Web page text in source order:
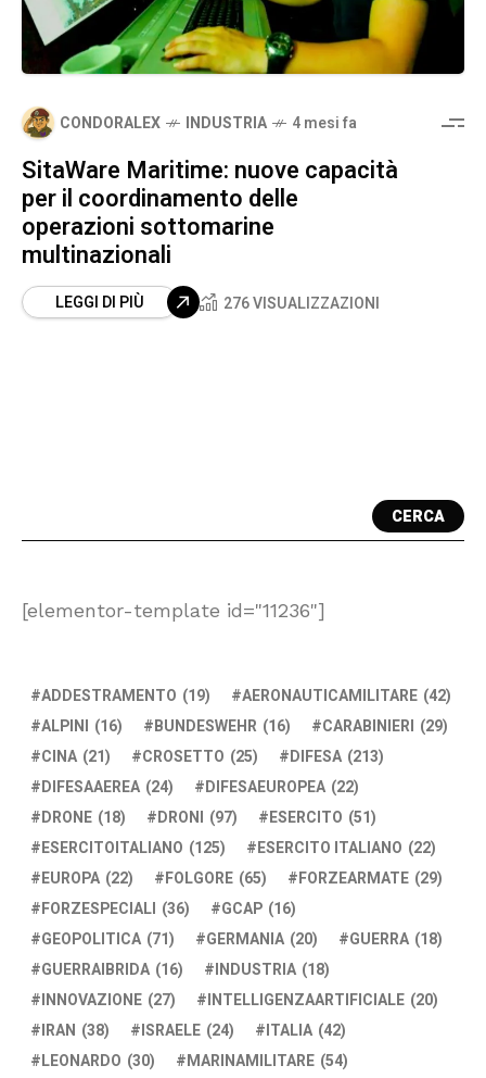
CONDORALEX INDUSTRIA 4 mesi fa
SitaWare Maritime: nuove capacità
per il coordinamento delle
operazioni sottomarine
multinazionali
LEGGI DI PIÙ 276 VISUALIZZAZIONI
CERCA
[elementor-template id="11236"]
ADDESTRAMENTO (19) AERONAUTICAMILITARE (42)
ALPINI (16) BUNDESWEHR (16) CARABINIERI (29)
CINA (21) CROSETTO (25) DIFESA (213)
DIFESAAEREA (24) DIFESAEUROPEA (22)
DRONE (18) DRONI (97) ESERCITO (51)
ESERCITOITALIANO (125) ESERCITO ITALIANO (22)
EUROPA (22) FOLGORE (65) FORZEARMATE (29)
FORZESPECIALI (36) GCAP (16)
GEOPOLITICA (71) GERMANIA (20) GUERRA (18)
GUERRAIBRIDA (16) INDUSTRIA (18)
INNOVAZIONE (27) INTELLIGENZAARTIFICIALE (20)
IRAN (38) ISRAELE (24) ITALIA (42)
LEONARDO (30) MARINAMILITARE (54)